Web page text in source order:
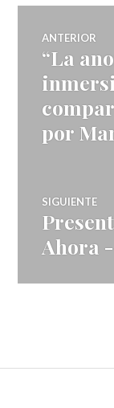
de
ANTERIOR
Entrada
anterior:
“La
por
SIGUIENTE
Entrada
siguiente:
Ahora